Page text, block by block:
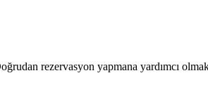
rezervasyon yapmana yardımcı